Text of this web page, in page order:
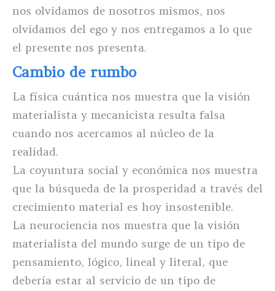
nos olvidamos de nosotros mismos, nos
olvidamos del ego y nos entregamos a lo que
el presente nos presenta.
Cambio de rumbo
La física cuántica nos muestra que la visión
materialista y mecanicista resulta falsa
cuando nos acercamos al núcleo de la
realidad.
La coyuntura social y económica nos muestra
que la búsqueda de la prosperidad a través del
crecimiento material es hoy insostenible.
La neurociencia nos muestra que la visión
materialista del mundo surge de un tipo de
pensamiento, lógico, lineal y literal, que
debería estar al servicio de un tipo de